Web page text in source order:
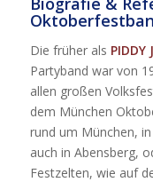
Die früher als PIDDY
Partyband war von
allen großen
dem München
rund um München,
auch in Abensberg,
Festzelten, wie auf